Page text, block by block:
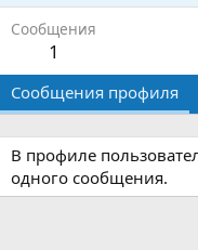
Сообщения
1
Сообщения профиля
В профиле
одного сообщения.